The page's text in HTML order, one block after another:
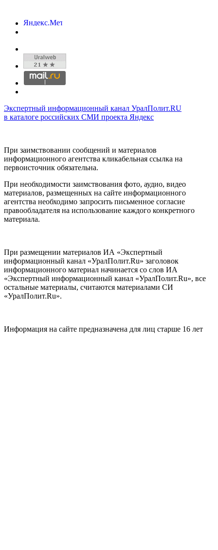
Экспертный информационный канал УралПолит.RU
в каталоге российских СМИ проекта Яндекс
При заимствовании сообщений и материалов
информационного агентства кликабельная ссылка на
первоисточник обязательна.
При необходимости заимствования фото, аудио, видео
материалов, размещенных на сайте информационного
агентства необходимо запросить письменное согласие
правообладателя на использование каждого конкретного
материала.
При размещении материалов ИА «Экспертный
информационный канал «УралПолит.Ru» заголовок
информационного материал начинается со слов ИА
«Экспертный информационный канал «УралПолит.Ru», все
остальные материалы, считаются материалами СИ
«УралПолит.Ru».
Информация на сайте предназначена для лиц старше 16 лет